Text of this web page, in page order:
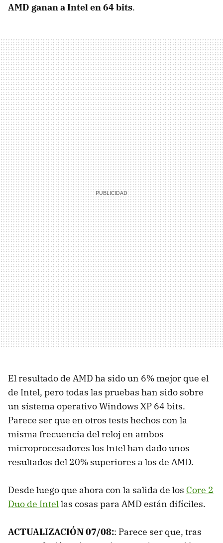
AMD ganan a Intel en 64 bits.
El resultado de AMD ha sido un 6% mejor que el
de Intel, pero todas las pruebas han sido sobre
un sistema operativo Windows XP 64 bits.
Parece ser que en otros tests hechos con la
misma frecuencia del reloj en ambos
microprocesadores los Intel han dado unos
resultados del 20% superiores a los de AMD.
Desde luego que ahora con la salida de los Core 2
Duo de Intellas cosas para AMD están difíciles.
ACTUALIZACIÓN 07/08:: Parece ser que, tras